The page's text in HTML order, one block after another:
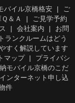
バイル京橋格安
ご
＆Ａ
ご見学予約
会社案内
お問
トランクルームはどう
すく解説しています
マップ
プライバシ
モバイル京橋のこだ
インターネット申し込
件